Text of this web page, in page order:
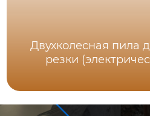
Двухколесная пила
резки